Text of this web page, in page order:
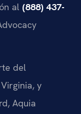
al (888) 437-
del
y
Aquia